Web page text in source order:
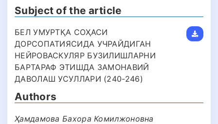
Subject of the article
БЕЛ УМУРТҚА СОҲАСИ
ДОРСОПАТИЯСИДА УЧРАЙДИГАН
НЕЙРОВАСКУЛЯР БУЗИЛИШЛАРНИ
БАРТАРАФ ЭТИШДА ЗАМОНАВИЙ
ДАВОЛАШ УСУЛЛАРИ (240-246)
Authors
Ҳамдамова Бахора Комилжоновна